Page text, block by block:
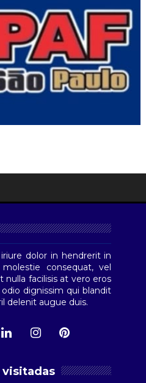
dolor in hendrerit in
consequat, vel
facilisis at vero eros
dignissim qui blandit
delenit augue duis.
visitadas